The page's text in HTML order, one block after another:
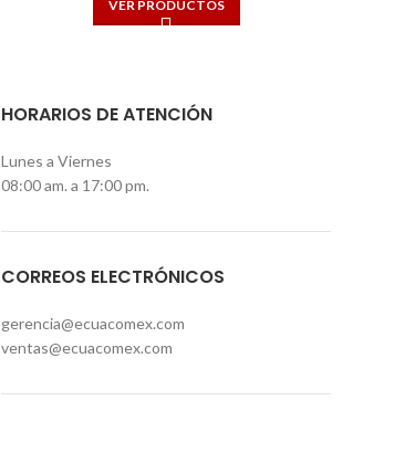
VER PRODUCTOS
HORARIOS DE ATENCIÓN
Lunes a Viernes
08:00 am. a 17:00 pm.
CORREOS ELECTRÓNICOS
gerencia@ecuacomex.com
ventas@ecuacomex.com